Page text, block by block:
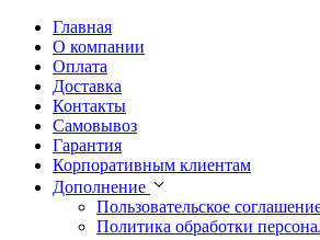
Главная
О компании
Оплата
Доставка
Контакты
Самовывоз
Гарантия
Корпоративным клиентам
Дополнение
Пользовательское
Политика обработки